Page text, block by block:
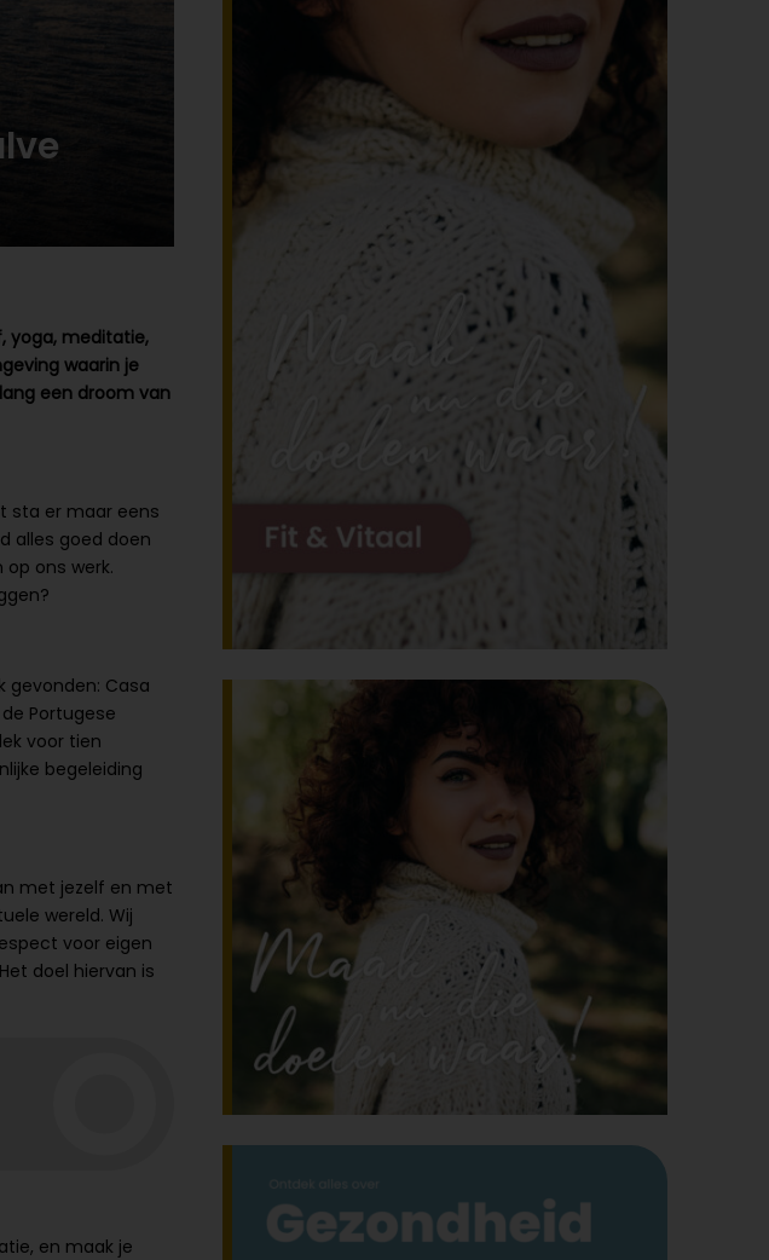
yoga, meditatie,
waarin je
een droom van
sta er maar eens
alles goed doen
ons werk.
gevonden: Casa
Portugese
voor tien
begeleiding
met jezelf en met
wereld. Wij
voor eigen
doel hiervan is
en maak je